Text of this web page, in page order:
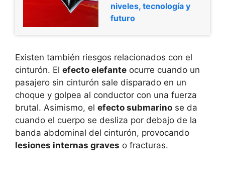
niveles, tecnología y
futuro
Existen también riesgos relacionados con el
cinturón. El efecto elefante ocurre cuando un
pasajero sin cinturón sale disparado en un
choque y golpea al conductor con una fuerza
brutal. Asimismo, el efecto submarino se da
cuando el cuerpo se desliza por debajo de la
banda abdominal del cinturón, provocando
lesiones internas graves o fracturas.